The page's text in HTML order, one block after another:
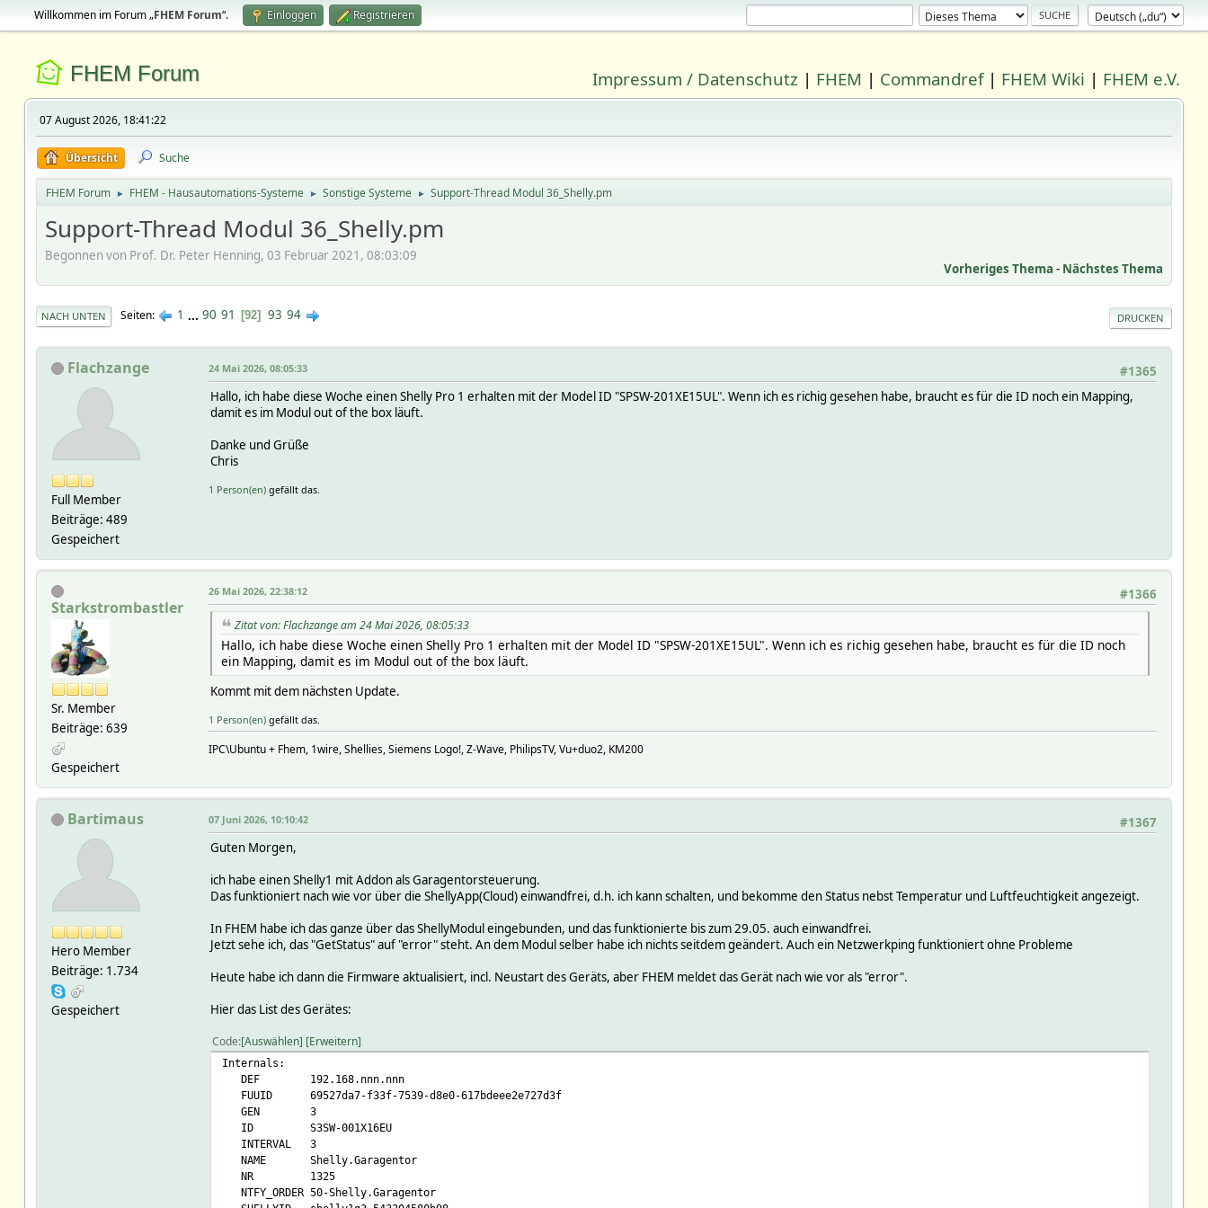
Willkommen im Forum „FHEM Forum“. Einloggen Registrieren
FHEM Forum Impressum / Datenschutz | FHEM | Commandref| FHEM Wiki | FHEM e.V.
07 August 2026, 18:41:22
Übersicht Suche
FHEM Forum ► FHEM - Hausautomations-Systeme ► Sonstige Systeme ► Support-Thread Modul 36_Shelly.pm
Support-Thread Modul 36_Shelly.pm
Begonnen von Prof. Dr. Peter Henning, 03 Februar 2021, 08:03:09
Vorheriges Thema - Nächstes Thema
DRUCKEN
NACH UNTEN Seiten 1 ... 90 91 92 93 94
Flachzange
Full Member
Beiträge: 489
Gespeichert
#1365
24 Mai 2026, 08:05:33
Hallo, ich habe diese Woche einen Shelly Pro 1 erhalten mit der Model ID "SPSW-201XE15UL". Wenn ich es richig gesehen habe, braucht es für die ID noch ein Mapping,
damit es im Modul out of the box läuft.
Danke und Grüße
Chris
1 Person(en)gefällt das.
Starkstrombastler
Sr. Member
Beiträge: 639
Gespeichert
#1366
26 Mai 2026, 22:38:12
Zitat von: Flachzange am 24 Mai 2026, 08:05:33
Hallo, ich habe diese Woche einen Shelly Pro 1 erhalten mit der Model ID "SPSW-201XE15UL". Wenn ich es richig gesehen habe, braucht es für die ID noch
ein Mapping, damit es im Modul out of the box läuft.
Kommt mit dem nächsten Update.
1 Person(en)gefällt das.
IPC\Ubuntu + Fhem, 1wire, Shellies, Siemens Logo!, Z-Wave, PhilipsTV, Vu+duo2, KM200
Bartimaus
Hero Member
Beiträge: 1.734
Gespeichert
#1367
07 Juni 2026, 10:10:42
Guten Morgen,
ich habe einen Shelly1 mit Addon als Garagentorsteuerung.
Das funktioniert nach wie vor über die ShellyApp(Cloud) einwandfrei, d.h. ich kann schalten, und bekomme den Status nebst Temperatur und Luftfeuchtigkeit angezeigt.
In FHEM habe ich das ganze über das ShellyModul eingebunden, und das funktionierte bis zum 29.05. auch einwandfrei.
Jetzt sehe ich, das "GetStatus" auf "error" steht. An dem Modul selber habe ich nichts seitdem geändert. Auch ein Netzwerkping funktioniert ohne Probleme
Heute habe ich dann die Firmware aktualisiert, incl. Neustart des Geräts, aber FHEM meldet das Gerät nach wie vor als "error".
Hier das List des Gerätes:
Code Auswählen Erweitern
Internals:
DEF 192.168.nnn.nnn
FUUID 69527da7-f33f-7539-d8e0-617bdeee2e727d3f
GEN 3
ID S3SW-001X16EU
INTERVAL 3
NAME Shelly.Garagentor
NR 1325
NTFY_ORDER 50-Shelly.Garagentor